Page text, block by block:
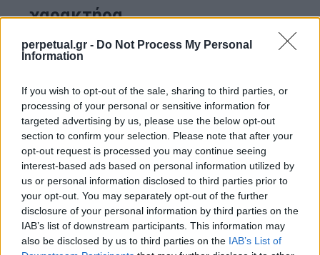
perpetual.gr - Do Not Process My Personal
Information
If you wish to opt-out of the sale, sharing to third parties, or
processing of your personal or sensitive information for
targeted advertising by us, please use the below opt-out
section to confirm your selection. Please note that after your
opt-out request is processed you may continue seeing
interest-based ads based on personal information utilized by
us or personal information disclosed to third parties prior to
your opt-out. You may separately opt-out of the further
disclosure of your personal information by third parties on the
IAB’s list of downstream participants. This information may
also be disclosed by us to third parties on the IAB’s List of
χαρακτήρα
Η οικογένεια Luna Rossa περιλαμβάνει
εδώ. Ωστόσο, τα παρακάτω τέσσερα αρώματα
αποτελούν ίσως τις πιο χαρακτηριστικές
εκφράσεις της φιλοσοφίας της σειράς.
Luna Rossa Ocean:Το Ocean είναι η πιο φωτεινή
και καθημερινή εκδοχή της συλλογής. Με
περγαμόντο, ίριδα και βετιβέρ στον πυρήνα του,
αποπνέει μια φρεσκάδα που δεν θυμίζει
παραδοσιακά καλοκαιρινά αρώματα ούτε κλασικά